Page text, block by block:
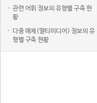
관련 어휘 정보의 유형별 구축 현
황
다중 매체(멀티미디어) 정보의 유
형별 구축 현황